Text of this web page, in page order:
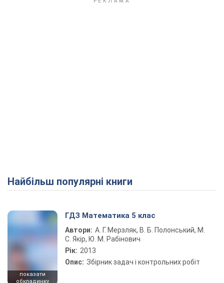
Найбільш популярні книги
показати
обкладинку
ГДЗ Математика 5 клас
Автори: А. Г. Мерзляк, В. Б. Полонський, М.
С. Якір, Ю. М. Рабінович
Рік: 2013
Опис: Збірник задач і контрольних робіт